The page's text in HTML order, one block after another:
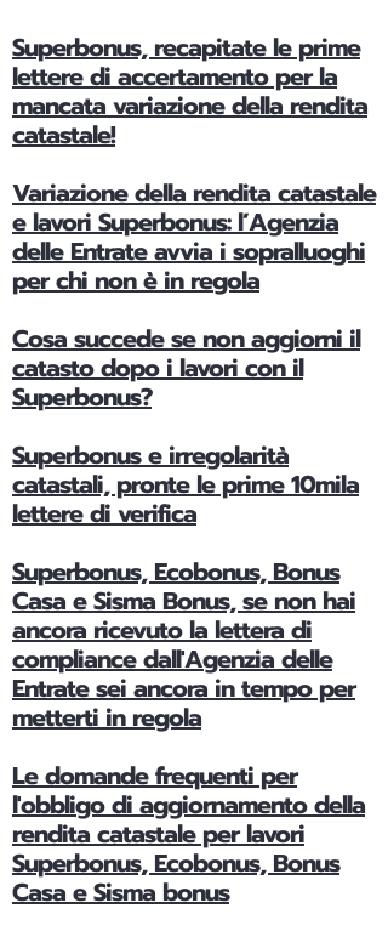
Superbonus, recapitate le prime
lettere di accertamento per la
mancata variazione della rendita
catastale!
Variazione della rendita catastale
e lavori Superbonus: l’Agenzia
delle Entrate avvia i sopralluoghi
per chi non è in regola
Cosa succede se non aggiorni il
catasto dopo i lavori con il
Superbonus?
Superbonus e irregolarità
catastali, pronte le prime 10mila
lettere di verifica
Superbonus, Ecobonus, Bonus
Casa e Sisma Bonus, se non hai
ancora ricevuto la lettera di
compliance dall'Agenzia delle
Entrate sei ancora in tempo per
metterti in regola
Le domande frequenti per
l'obbligo di aggiornamento della
rendita catastale per lavori
Superbonus, Ecobonus, Bonus
Casa e Sisma bonus